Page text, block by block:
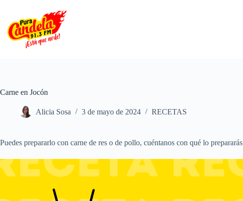
contenido
Carne en Jocón
Alicia Sosa 3 de mayo de 2024 RECETAS
Puedes prepararlo con carne de res o de pollo, cuéntanos con qué lo prepararás